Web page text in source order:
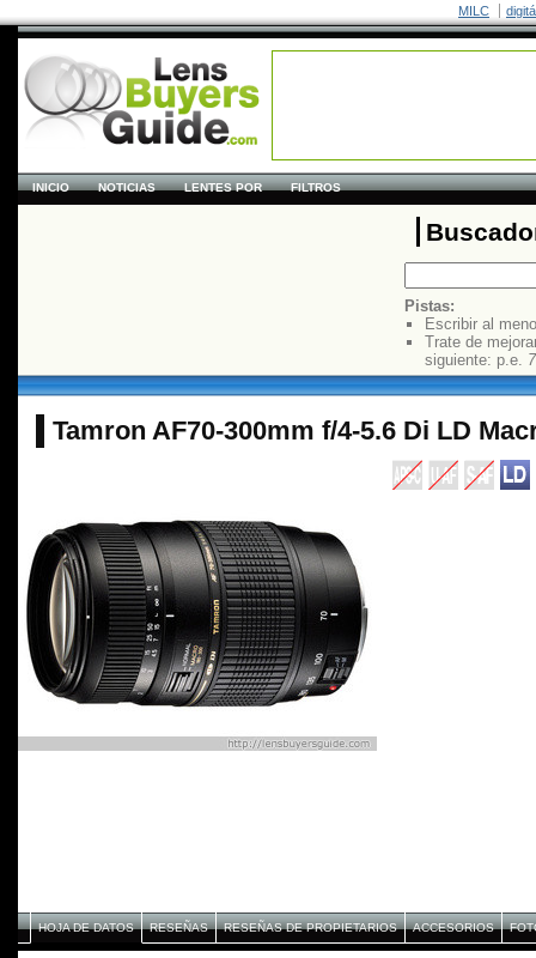
MILC
INICIO NOTICIAS LENTES POR FILTROS
Pistas:
Escribir al
Trate de
siguiente: p.e.
Tamron AF70-300mm f/4-5.6 Di LD
HOJA DE DATOS RESEÑAS RESEÑAS DE PROPIETARIOS ACCESORIOS